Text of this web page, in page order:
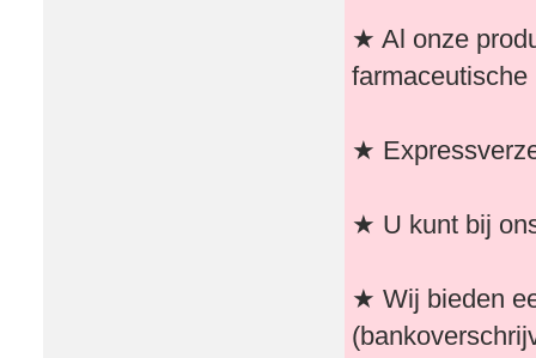
★ Al onze
★
★ U kunt bij
★ Wij bieden